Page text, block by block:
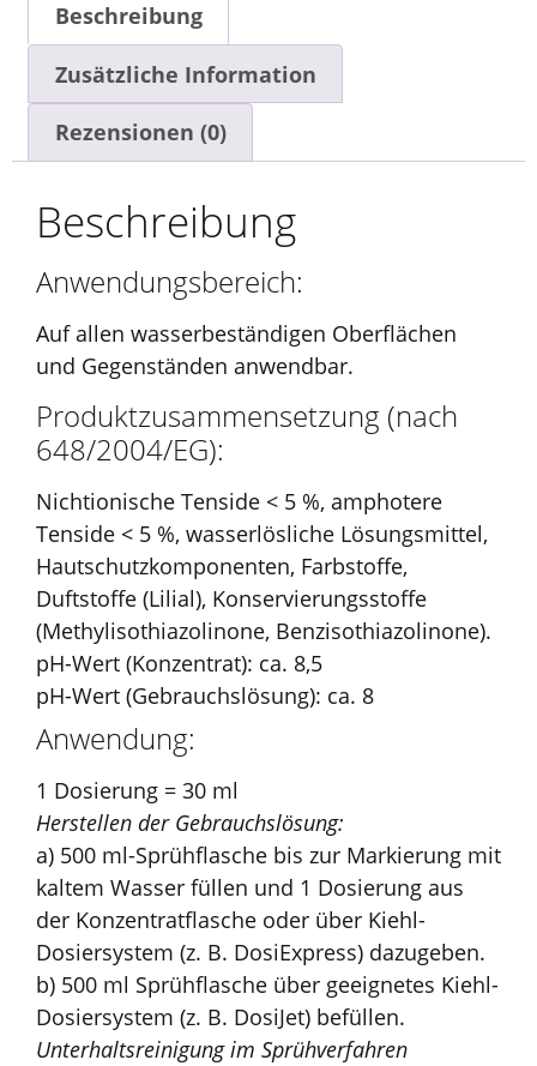
Beschreibung
Zusätzliche Information
Rezensionen (0)
Beschreibung
Anwendungsbereich:
Auf allen wasserbeständigen Oberflächen
und Gegenständen anwendbar.
Produktzusammensetzung (nach
648/2004/EG):
Nichtionische Tenside < 5 %, amphotere
Tenside < 5 %, wasserlösliche Lösungsmittel,
Hautschutzkomponenten, Farbstoffe,
Duftstoffe (Lilial), Konservierungsstoffe
(Methylisothiazolinone, Benzisothiazolinone).
pH-Wert (Konzentrat): ca. 8,5
pH-Wert (Gebrauchslösung): ca. 8
Anwendung:
1 Dosierung = 30 ml
Herstellen der Gebrauchslösung:
a) 500 ml-Sprühflasche bis zur Markierung mit
kaltem Wasser füllen und 1 Dosierung aus
der Konzentratflasche oder über Kiehl-
Dosiersystem (z. B. DosiExpress) dazugeben.
b) 500 ml Sprühflasche über geeignetes Kiehl-
Dosiersystem (z. B. DosiJet) befüllen.
Unterhaltsreinigung im Sprühverfahren